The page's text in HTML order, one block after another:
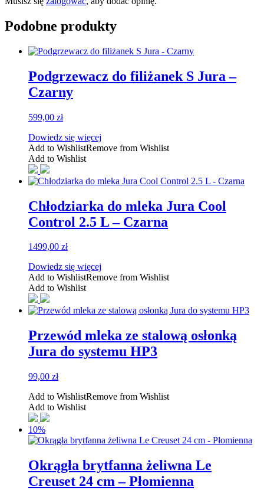
Podobne produkty
Podgrzewacz do filiżanek S Jura –
Czarny
599,00 zł
Dowiedz się więcej
Add to WishlistRemove from Wishlist
Add to Wishlist
Chłodziarka do mleka Jura Cool
Control 2.5 L – Czarna
1499,00 zł
Dowiedz się więcej
Add to WishlistRemove from Wishlist
Add to Wishlist
Przewód mleka ze stalową osłonką
Jura do systemu HP3
99,00 zł
Add to WishlistRemove from Wishlist
Add to Wishlist
10%
Okrągła brytfanna żeliwna Le
Creuset 24 cm – Płomienna